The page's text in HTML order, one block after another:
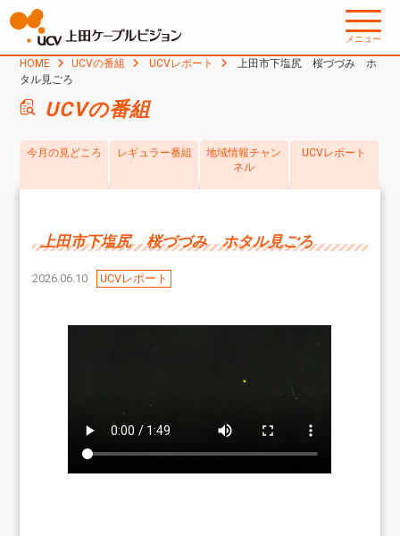
メニュー
HOME UCVの番組 UCVレポート
上田市下塩尻 桜づづみ ホ
タル見ごろ
UCVの番組
今月の見どころ レギュラー番組
地域情報チャン
ネル
UCVレポート
上田市下塩尻 桜づづみ ホタル見ごろ
2026.06.10 UCVレポート